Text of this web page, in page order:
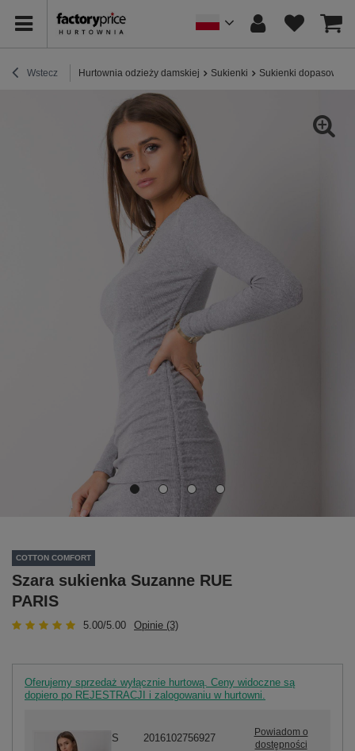
Wstecz Hurtownia odzieży damskiej Sukienki Sukienki dopasowane
COTTON COMFORT
Szara sukienka Suzanne RUE
PARIS
5.00/5.00 Opinie (3)
Oferujemy sprzedaż wyłącznie hurtową. Ceny widoczne są
dopiero po REJESTRACJI i zalogowaniu w hurtowni.
S 2016102756927
Powiadom o
dostępności